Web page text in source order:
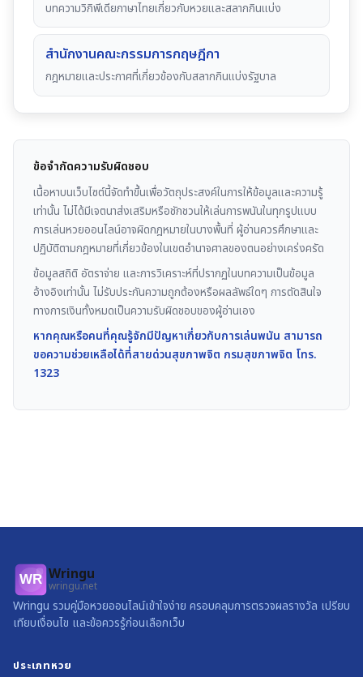
บทความวิกิพีเดียภาษาไทยเกี่ยวกับหวยและสลากกินแบ่ง
สำนักงานคณะกรรมการกฤษฎีกา
กฎหมายและประกาศที่เกี่ยวข้องกับสลากกินแบ่งรัฐบาล
ข้อจำกัดความรับผิดชอบ
เนื้อหาบนเว็บไซต์นี้จัดทำขึ้นเพื่อวัตถุประสงค์ในการให้ข้อมูลและความรู้
เท่านั้น ไม่ได้มีเจตนาส่งเสริมหรือชักชวนให้เล่นการพนันในทุกรูปแบบ
การเล่นหวยออนไลน์อาจผิดกฎหมายในบางพื้นที่ ผู้อ่านควรศึกษาและ
ปฏิบัติตามกฎหมายที่เกี่ยวข้องในเขตอำนาจศาลของตนอย่างเคร่งครัด
ข้อมูลสถิติ อัตราจ่าย และการวิเคราะห์ที่ปรากฏในบทความเป็นข้อมูล
อ้างอิงเท่านั้น ไม่รับประกันความถูกต้องหรือผลลัพธ์ใดๆ การตัดสินใจ
ทางการเงินทั้งหมดเป็นความรับผิดชอบของผู้อ่านเอง
หากคุณหรือคนที่คุณรู้จักมีปัญหาเกี่ยวกับการเล่นพนัน สามารถ
ขอความช่วยเหลือได้ที่สายด่วนสุขภาพจิต กรมสุขภาพจิต โทร.
1323
WR Wringu
wringu.net
Wringu รวมคู่มือหวยออนไลน์เข้าใจง่าย ครอบคลุมการตรวจผลรางวัล เปรียบ
เทียบเงื่อนไข และข้อควรรู้ก่อนเลือกเว็บ
ประเภทหวย